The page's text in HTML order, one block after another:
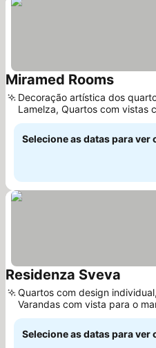
Miramed RoomsVer
Decoração artística dos
Lamelza, Quartos com vistas
para o mar
Selecione as datas para ver
Residenza Sveva
Quartos com design individual,
Varandas com vista para o
Selecione as datas para ver